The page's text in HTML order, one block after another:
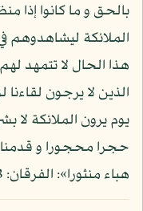
بالحق و ما كانوا إذا
الملائكة ليشاهدوهم
هذا الحال لا تتمهد
الذين لا يرجون لقاءنا
يوم يرون الملائكة لا
حجرا محجورا و
هباء منثورا»: الفرقان: 23.